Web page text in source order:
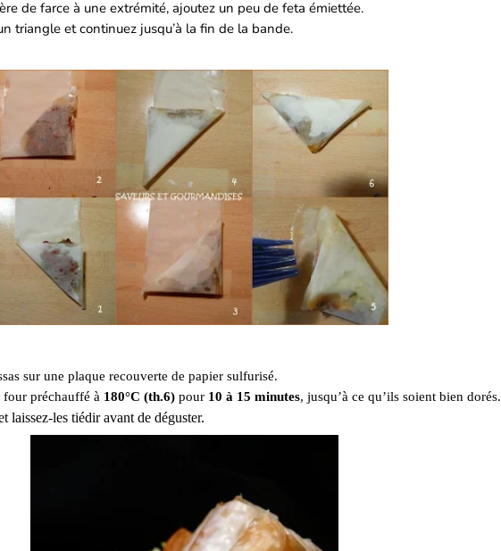
de farce à une extrémité, ajoutez un peu de feta émiettée.
triangle et continuez jusqu’à la fin de la bande.
sur une plaque recouverte de papier sulfurisé.
four préchauffé à 180°C (th.6) pour 10 à 15 minutes, jusqu’à ce qu’ils soient bien dorés.
laissez-les tiédir avant de déguster.